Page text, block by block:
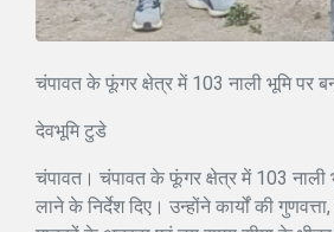
चंपावत के फूंगर क्षेत्र में 103 नाली भूमि पर
देवभूमि टुडे
चंपावत। चंपावत के फूंगर क्षेत्र में 103 नाली
लाने के निर्देश दिए। उन्होंने कार्यों की